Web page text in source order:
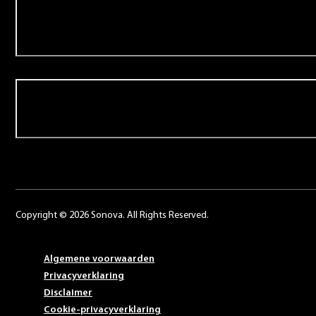
Copyright © 2026 Sonova. All Rights Reserved.
Algemene voorwaarden
Privacyverklaring
Disclaimer
Cookie-privacyverklaring